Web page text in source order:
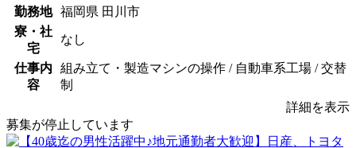
勤務地
福岡県 田川市
寮・社
宅
なし
仕事内
容
組み立て・製造マシンの操作 / 自動車系工場 / 交替
制
詳細を表示
募集が停止しています